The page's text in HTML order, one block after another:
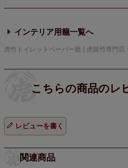
インテリア用籠
虎竹トイレットペーパー籠 | 虎斑竹専門店
レビューを書く
関連商品